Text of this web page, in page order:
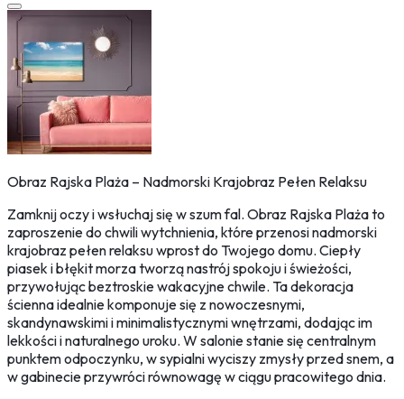
Obraz Rajska Plaża – Nadmorski Krajobraz Pełen Relaksu
Zamknij oczy i wsłuchaj się w szum fal. Obraz Rajska Plaża to
zaproszenie do chwili wytchnienia, które przenosi nadmorski
krajobraz pełen relaksu wprost do Twojego domu. Ciepły
piasek i błękit morza tworzą nastrój spokoju i świeżości,
przywołując beztroskie wakacyjne chwile. Ta dekoracja
ścienna idealnie komponuje się z nowoczesnymi,
skandynawskimi i minimalistycznymi wnętrzami, dodając im
lekkości i naturalnego uroku. W salonie stanie się centralnym
punktem odpoczynku, w sypialni wyciszy zmysły przed snem, a
w gabinecie przywróci równowagę w ciągu pracowitego dnia.